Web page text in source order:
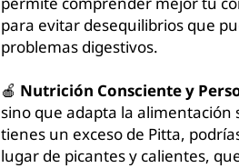
para evitar desequilibrios que
problemas digestivos.
🍎 Nutrición Consciente y
sino que adapta la alimentación
tienes un exceso de Pitta,
lugar de picantes y calientes,